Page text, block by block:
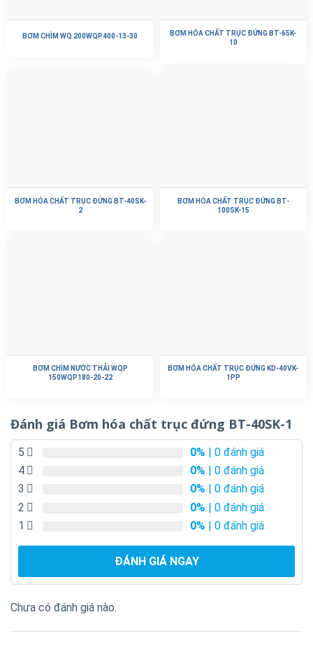
Ứng dụng bơm hóa chất trục đứng BT-40SK-1
BƠM CHÌM WQ 200WQP400-13-30
BƠM HÓA CHẤT TRỤC ĐỨNG BT-65K-
10
BƠM HÓA CHẤT TRỤC ĐỨNG BT-40SK-
2
BƠM HÓA CHẤT TRỤC ĐỨNG BT-
100SK-15
BƠM CHÌM NƯỚC THẢI WQP
150WQP180-20-22
BƠM HÓA CHẤT TRỤC ĐỨNG KD-40VK-
1PP
Đánh giá Bơm hóa chất trục đứng BT-40SK-1
5 0% | 0 đánh giá
4
0% | 0 đánh giá
3
0% | 0 đánh giá
2
0% | 0 đánh giá
1
0% | 0 đánh giá
ĐÁNH GIÁ NGAY
Chưa có đánh giá nào.